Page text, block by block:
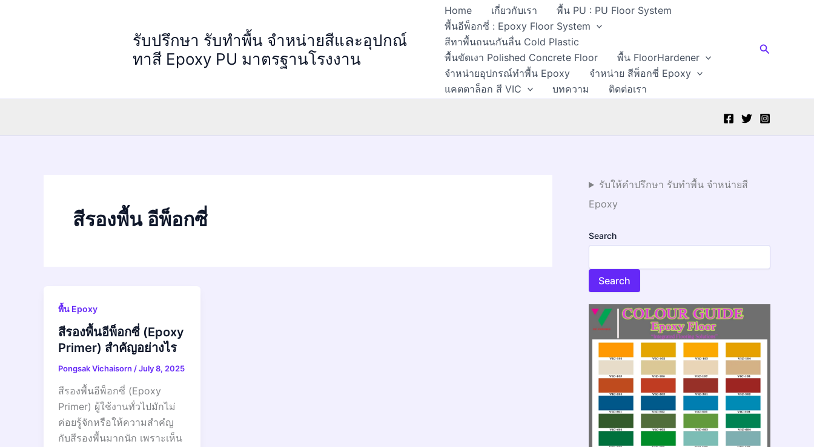
รับปรึกษา รับทำพื้น จำหน่ายสีและอุปกณ์
ทาสี Epoxy PU มาตรฐานโรงงาน
Home เกี่ยวกับเรา
พื้น PU : PU Floor System
พื้นอีพ็อกซี่ : Epoxy Floor System
สีทาพื้นถนนกันลื่น Cold Plastic
พื้นขัดเงา Polished Concrete Floor
พื้น FloorHardener
จำหน่ายอุปกรณ์ทำพื้น Epoxy
จำหน่าย สีพ็อกซี่ Epoxy
แคตตาล็อก สี VIC
บทความ ติดต่อเรา
Search
สีรองพื้น อีพ็อกซี่
พื้น Epoxy
สีรองพื้นอีพ็อกซี่ (Epoxy
Primer) สำคัญอย่างไร
Pongsak Vichaisorn /July 8, 2025
สีรองพื้นอีพ็อกซี่ (Epoxy
Primer) ผู้ใช้งานทั่วไปมักไม่
ค่อยรู้จักหรือให้ความสำคํญ
กับสีรองพื้นมากนัก เพราะเห็น
รับให้คำปรึกษา รับทำพื้น จำหน่ายสี
Epoxy
Search
Search